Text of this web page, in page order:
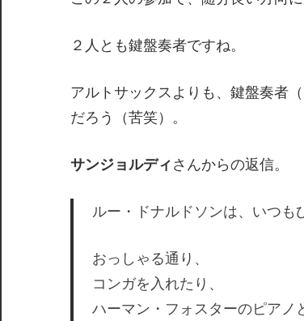
２人とも鍵盤奏者ですね。
アルトサックスよりも、鍵盤奏者
だろう（苦笑）。
サンジョルディさんからの返信。
ルー・ドナルドソンは、いつも
おっしゃる通り、
コンガを入れたり、
ハーマン・フォスターのピアノ